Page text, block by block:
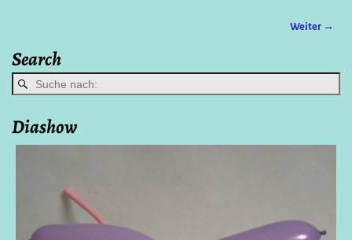
Weiter →
Search
Diashow